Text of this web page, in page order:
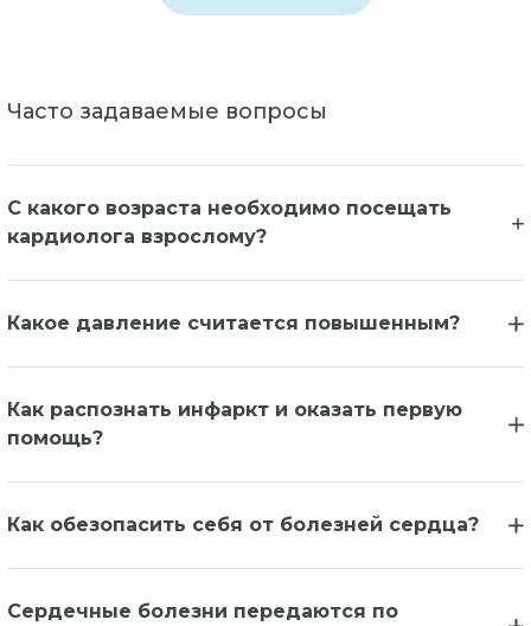
Часто задаваемые вопросы
С какого возраста необходимо посещать
кардиолога взрослому?
Какое давление считается повышенным?
Как распознать инфаркт и оказать первую
помощь?
Как обезопасить себя от болезней сердца?
Сердечные болезни передаются по